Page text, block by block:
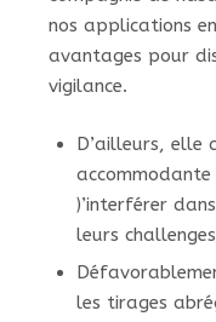
nos applications
avantages pour
vigilance.
D’ailleurs, elle
)’interférer
leurs
les tirages